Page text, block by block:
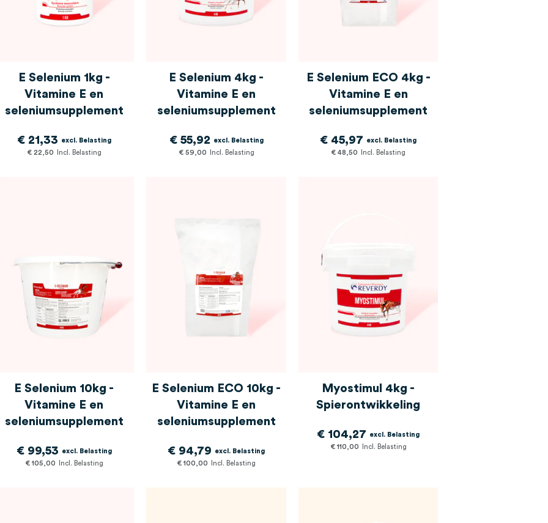
E Selenium 1kg -
Vitamine E en
seleniumsupplement
€ 22,50
€ 21,33
E Selenium 4kg -
Vitamine E en
seleniumsupplement
€ 59,00
€ 55,92
E Selenium ECO 4kg -
Vitamine E en
seleniumsupplement
€ 48,50
€ 45,97
E Selenium 10kg -
Vitamine E en
seleniumsupplement
€ 105,00
€ 99,53
E Selenium ECO 10kg -
Vitamine E en
seleniumsupplement
€ 100,00
€ 94,79
Myostimul 4kg -
Spierontwikkeling
€ 110,00
€ 104,27